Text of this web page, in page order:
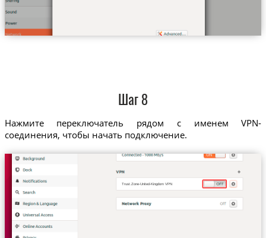
Шаг 8
Нажмите переключатель рядом с именем VPN-
соединения, чтобы начать подключение.
Trust.Zone-United-Kingdom VPN